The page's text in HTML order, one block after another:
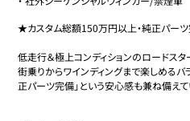
★カスタム総額150万円以上・純正パー
低走行＆極上コンディションのロードスタ
街乗りからワインディングまで楽しめるバ
正パーツ完備」という安心感も兼ね備えて